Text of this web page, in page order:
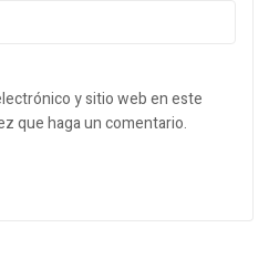
y sitio web en este
que haga un comentario.